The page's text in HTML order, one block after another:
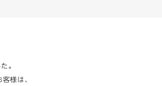
。
様は、